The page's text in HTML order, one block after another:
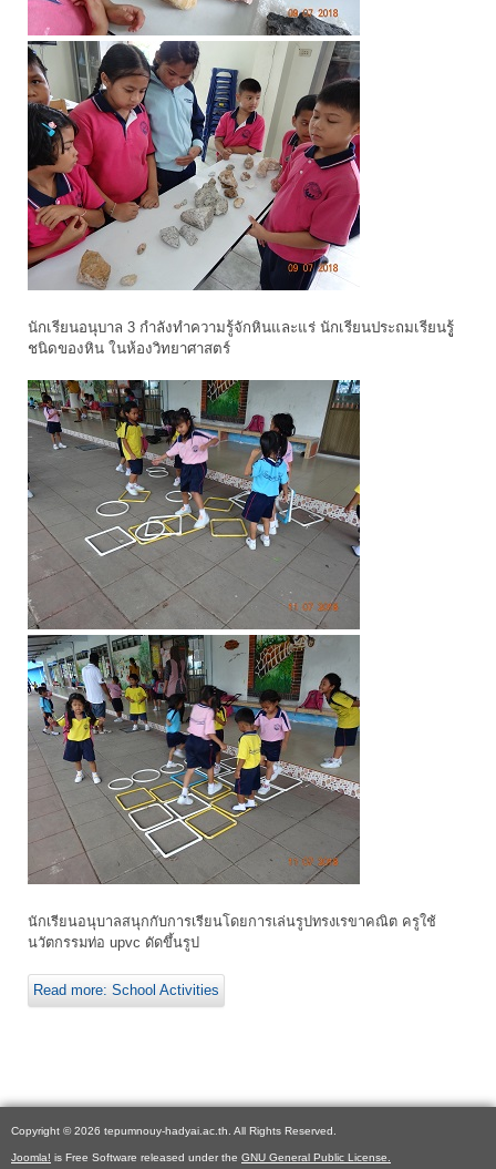
นักเรียนอนุบาล 3 กำลังทำความรู้จักหินและแร่ นักเรียนประถมเรียนรูู้
ชนิดของหิน ในห้องวิทยาศาสตร์
นักเรียนอนุบาลสนุกกับการเรียนโดยการเล่นรูปทรงเรขาคณิต ครูใช้
นวัตกรรมท่อ upvc ดัดขึ้นรูป
Read more: School Activities
Copyright © 2026 tepumnouy-hadyai.ac.th. All Rights Reserved.
Joomla! is Free Software released under the GNU General Public License.